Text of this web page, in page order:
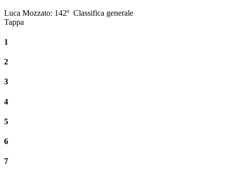
Luca Mozzato: 142º Classifica generale
Tappa
1
2
3
4
5
6
7